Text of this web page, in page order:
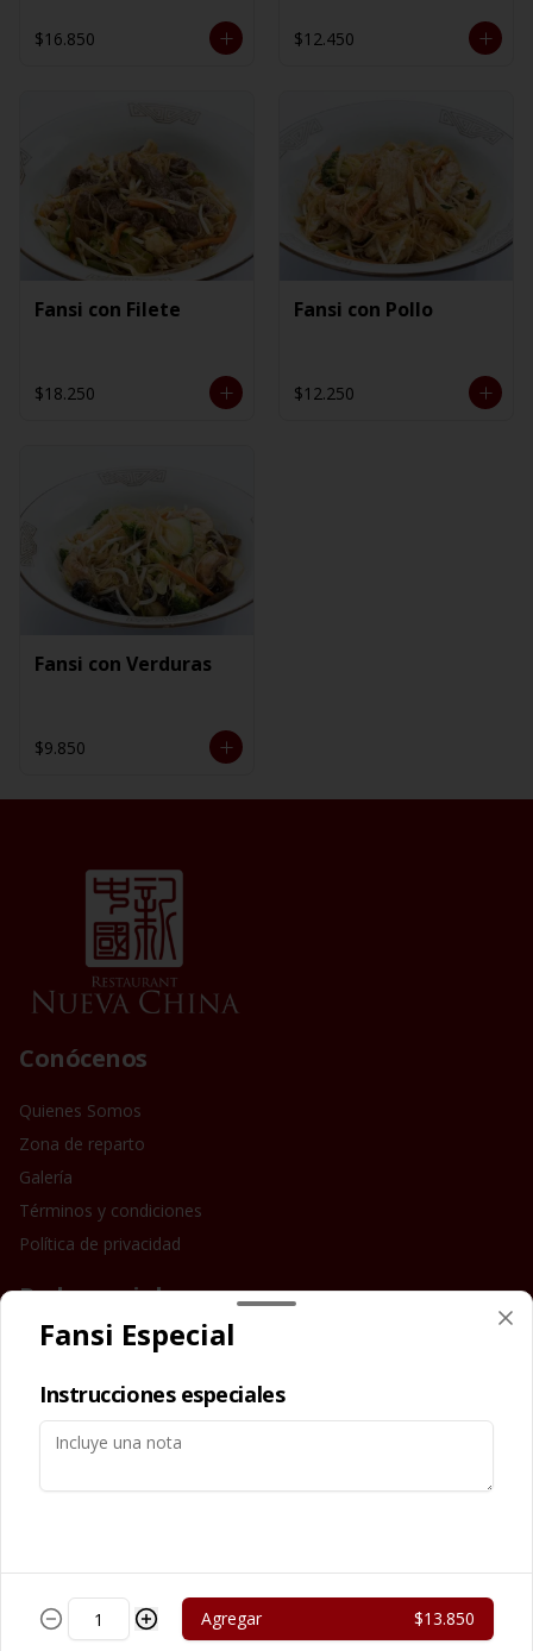
$16.850 $12.450
Fansi con Filete
$18.250
Fansi con Pollo
$12.250
Fansi con Verduras
$9.850
Conócenos
Quienes Somos
Zona de reparto
Galería
Términos y condiciones
Política de privacidad
Redes sociales
Instagram
Mi cuenta
Iniciar sesión
Fansi Especial
Instrucciones especiales
Agregar $13.850